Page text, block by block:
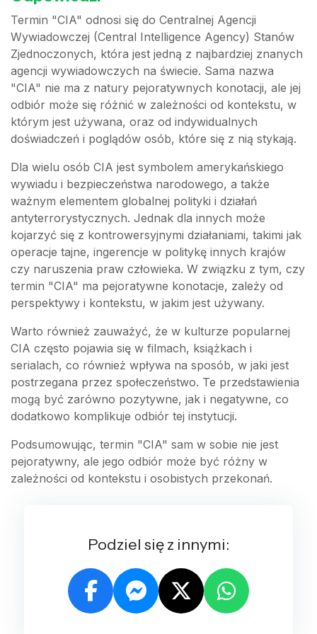
Termin "CIA" odnosi się do Centralnej Agencji
Wywiadowczej (Central Intelligence Agency) Stanów
Zjednoczonych, która jest jedną z najbardziej znanych
agencji wywiadowczych na świecie. Sama nazwa
"CIA" nie ma z natury pejoratywnych konotacji, ale jej
odbiór może się różnić w zależności od kontekstu, w
którym jest używana, oraz od indywidualnych
doświadczeń i poglądów osób, które się z nią stykają.
Dla wielu osób CIA jest symbolem amerykańskiego
wywiadu i bezpieczeństwa narodowego, a także
ważnym elementem globalnej polityki i działań
antyterrorystycznych. Jednak dla innych może
kojarzyć się z kontrowersyjnymi działaniami, takimi jak
operacje tajne, ingerencje w politykę innych krajów
czy naruszenia praw człowieka. W związku z tym, czy
termin "CIA" ma pejoratywne konotacje, zależy od
perspektywy i kontekstu, w jakim jest używany.
Warto również zauważyć, że w kulturze popularnej
CIA często pojawia się w filmach, książkach i
serialach, co również wpływa na sposób, w jaki jest
postrzegana przez społeczeństwo. Te przedstawienia
mogą być zarówno pozytywne, jak i negatywne, co
dodatkowo komplikuje odbiór tej instytucji.
Podsumowując, termin "CIA" sam w sobie nie jest
pejoratywny, ale jego odbiór może być różny w
zależności od kontekstu i osobistych przekonań.
Podziel się z innymi: